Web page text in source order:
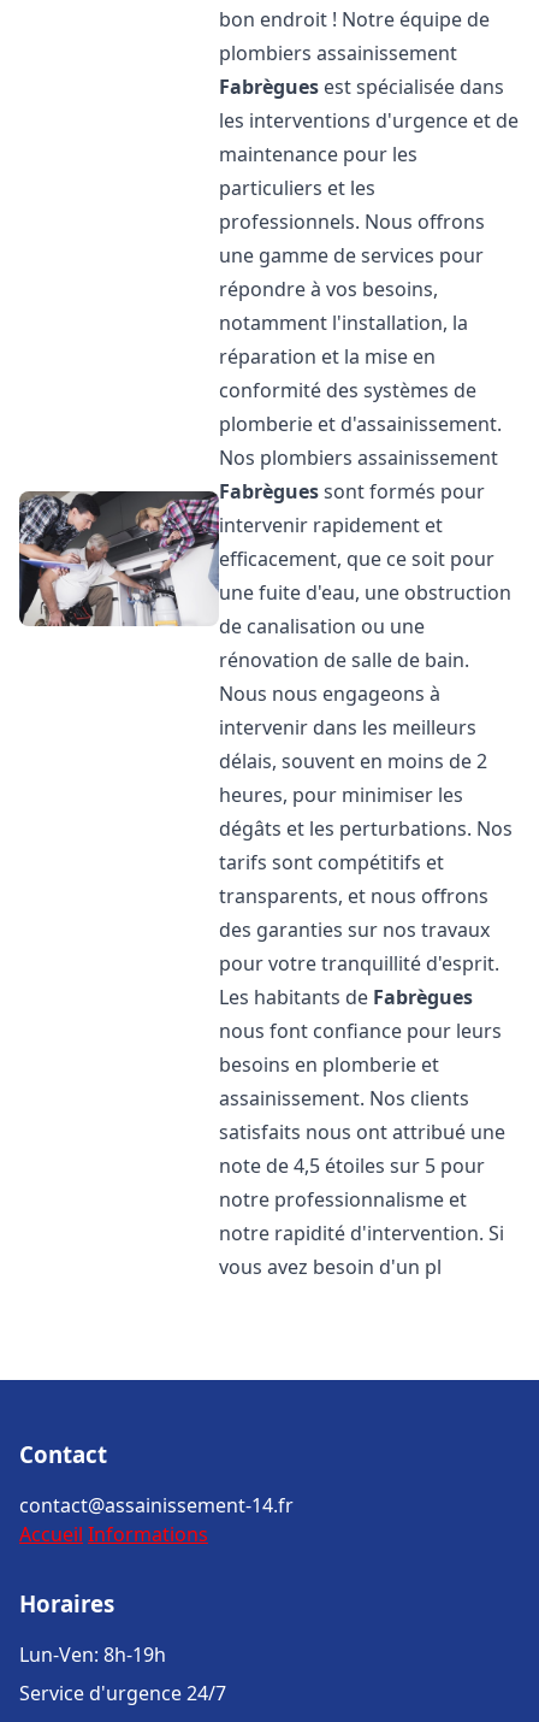
bon endroit ! Notre équipe de
plombiers assainissement
Fabrègues est spécialisée dans
les interventions d'urgence et de
maintenance pour les
particuliers et les
professionnels. Nous offrons
une gamme de services pour
répondre à vos besoins,
notamment l'installation, la
réparation et la mise en
conformité des systèmes de
plomberie et d'assainissement.
Nos plombiers assainissement
Fabrèguessont formés pour
intervenir rapidement et
efficacement, que ce soit pour
une fuite d'eau, une obstruction
de canalisation ou une
rénovation de salle de bain.
Nous nous engageons à
intervenir dans les meilleurs
délais, souvent en moins de 2
heures, pour minimiser les
dégâts et les perturbations. Nos
tarifs sont compétitifs et
transparents, et nous offrons
des garanties sur nos travaux
pour votre tranquillité d'esprit.
Les habitants de Fabrègues
nous font confiance pour leurs
besoins en plomberie et
assainissement. Nos clients
satisfaits nous ont attribué une
note de 4,5 étoiles sur 5 pour
notre professionnalisme et
notre rapidité d'intervention. Si
vous avez besoin d'un pl
Contact
contact@assainissement-14.fr
Accueil Informations
Horaires
Lun-Ven: 8h-19h
Service d'urgence 24/7